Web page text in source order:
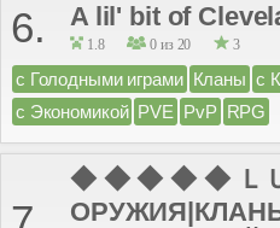
6. A lil' bit of
1.8 0 из 20 3
с Голодными играми Кланы с
с Экономикой PVE PvP RPG
◆ ◆ ◆ ◆ ◆ Ｌ